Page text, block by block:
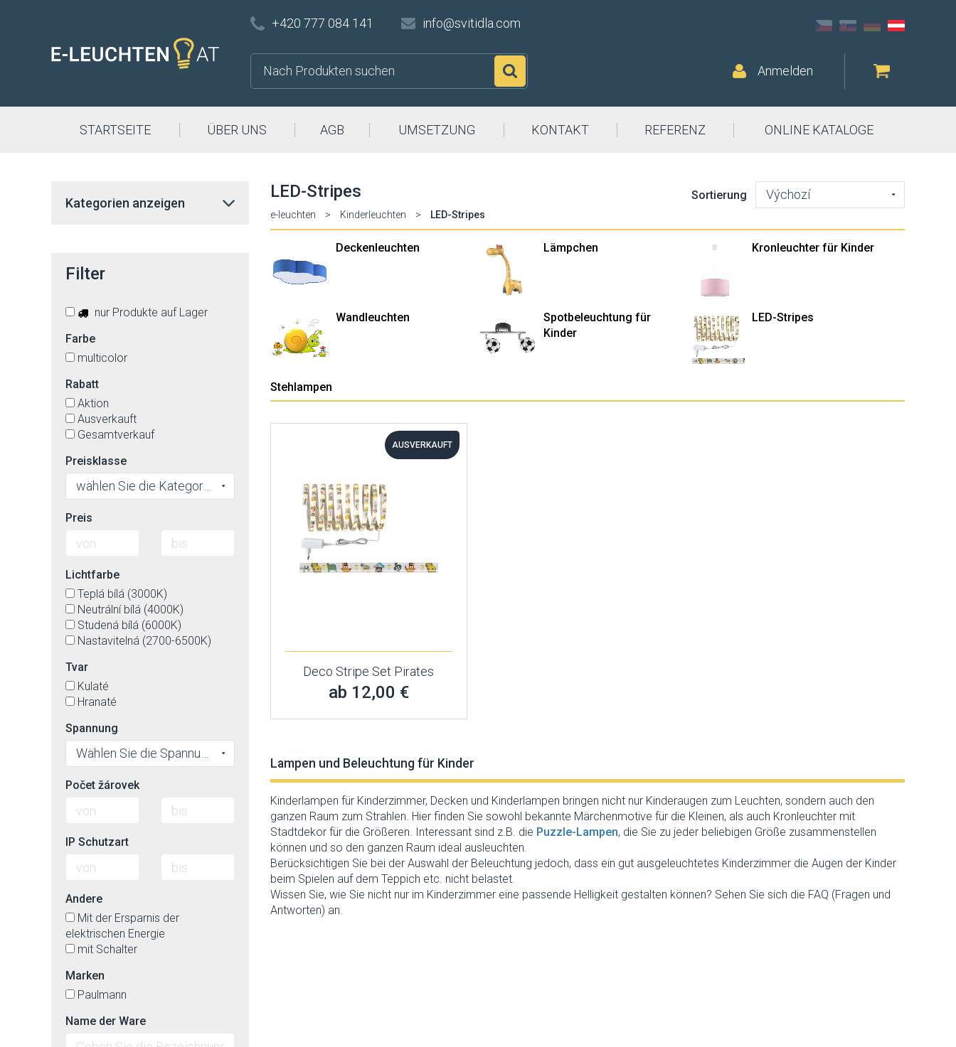
+420 777 084 141 info@svitidla.com
Anmelden
STARTSEITE ÜBER UNS AGB UMSETZUNG KONTAKT REFERENZ ONLINE KATALOGE
LED-Stripes
e-leuchten > Kinderleuchten > LED-Stripes
Sortierung Výchozí
Deckenleuchten Lämpchen Kronleuchter für Kinder
Wandleuchten
Spotbeleuchtung für
Kinder
LED-Stripes
Stehlampen
AUSVERKAUFT
Deco Stripe Set Pirates
ab 12,00 €
Lampen und Beleuchtung für Kinder
Kinderlampen für Kinderzimmer, Decken und Kinderlampen bringen nicht nur Kinderaugen zum Leuchten, sondern auch den
ganzen Raum zum Strahlen. Hier finden Sie sowohl bekannte Märchenmotive für die Kleinen, als auch Kronleuchter mit
Stadtdekor für die Größeren. Interessant sind z.B. die Puzzle-Lampen, die Sie zu jeder beliebigen Größe zusammenstellen
können und so den ganzen Raum ideal ausleuchten.
Berücksichtigen Sie bei der Auswahl der Beleuchtung jedoch, dass ein gut ausgeleuchtetes Kinderzimmer die Augen der Kinder
beim Spielen auf dem Teppich etc. nicht belastet.
Wissen Sie, wie Sie nicht nur im Kinderzimmer eine passende Helligkeit gestalten können? Sehen Sie sich die FAQ (Fragen und
Antworten) an.
Kategorien anzeigen
Filter
nur Produkte auf Lager
Farbe
multicolor
Rabatt
Aktion
Ausverkauft
Gesamtverkauf
Preisklasse
Preis
Lichtfarbe
Teplá bílá (3000K)
Neutrální bílá (4000K)
Studená bílá (6000K)
Nastavitelná (2700-6500K)
Tvar
Kulaté
Hranaté
Spannung
Počet žárovek
IP Schutzart
Andere
Mit der Ersparnis der
elektrischen Energie
mit Schalter
Marken
Paulmann
Name der Ware